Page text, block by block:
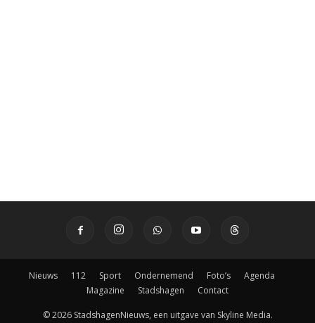
Nieuws 112 Sport Ondernemend Foto’s
Agenda
Magazine
Stadshagen Contact
© 2026 StadshagenNieuws, een uitgave van Skyline Media.